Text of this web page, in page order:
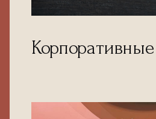
Корпоративные